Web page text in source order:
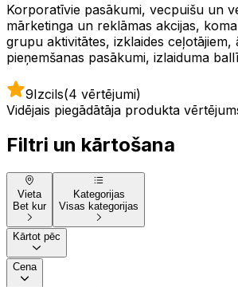
Korporatīvie pasākumi, vecpuišu un
mārketinga un reklāmas akcijas,
grupu aktivitātes, izklaides ceļotājiem,
pieņemšanas pasākumi, izlaiduma
9Izcils(4 vērtējumi)
Vidējais piegādātāja produkta
Filtri un kārtošana
Vieta
Bet kur
Kategorijas
Visas kategorijas
Kārtot pēc
Cena